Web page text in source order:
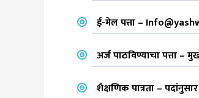
ई-मेल पत्ता –
अर्ज पाठविण्याचा पत्ता –
शैक्षणिक पात्रता –